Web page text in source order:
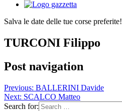
Salva le date delle tue corse preferite!
TURCONI Filippo
Post navigation
Previous: BALLERINI Davide
Next: SCALCO Matteo
Search for: